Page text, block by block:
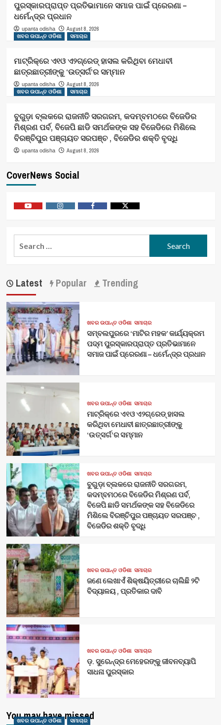
ପୁରସ୍କାରପ୍ରାପ୍ତ ପ୍ରତିଭାମାନେ ସମାଜ ପାଇଁ ପ୍ରେରଣା –
ଧର୍ମେନ୍ଦ୍ର ପ୍ରଧାନ
upanta odisha
August 8, 2026
ଖବର ଉପାନ୍ତ ଓଡିଶା
ସମାଚାର
ମାଟ୍ରିକ୍‌ରେ ଏ୧ଓ ଏ୨ଗ୍ରେଡ୍‌ ହାସଲ କରିଥିବା ମେଧାବୀ
ଛାତ୍ରଛାତ୍ରୀଙ୍କୁ ‘ଉତ୍ସର୍ଗ’ର ସମ୍ମାନ
upanta odisha
August 8, 2026
ଖବର ଉପାନ୍ତ ଓଡିଶା
ସମାଚାର
ବୁଗୁଡ଼ା ବ୍ଲକରେ ରାଜନୀତି ସରଗରମ, କଦମ୍ବମଠରେ ବିଜେଡିର
ମିଶ୍ରଣ ପର୍ବ, ବିଜେପି ଛାଡି ସମର୍ଥକଙ୍କ ସହ ବିଜେଡିରେ ମିଶିଲେ
ବିରଞ୍ଚିପୁର ପଞ୍ଚାୟତ ସରପଞ୍ଚ , ବିଜେଡିର ଶକ୍ତି ବୃଦ୍ଧି
upanta odisha August 8, 2026
CoverNews Social
Latest Popular Trending
ଖବର ଉପାନ୍ତ ଓଡିଶା ସମାଚାର
ସମ୍ବଲପୁରରେ ‘ମାଟିର ମହକ’ କାର୍ଯ୍ୟକ୍ରମ
ପଦ୍ମ ପୁରସ୍କାରପ୍ରାପ୍ତ ପ୍ରତିଭାମାନେ
ସମାଜ ପାଇଁ ପ୍ରେରଣା – ଧର୍ମେନ୍ଦ୍ର ପ୍ରଧାନ
ଖବର ଉପାନ୍ତ ଓଡିଶା ସମାଚାର
ମାଟ୍ରିକ୍‌ରେ ଏ୧ଓ ଏ୨ଗ୍ରେଡ୍‌ ହାସଲ
କରିଥିବା ମେଧାବୀ ଛାତ୍ରଛାତ୍ରୀଙ୍କୁ
‘ଉତ୍ସର୍ଗ’ର ସମ୍ମାନ
ଖବର ଉପାନ୍ତ ଓଡିଶା ସମାଚାର
ବୁଗୁଡ଼ା ବ୍ଲକରେ ରାଜନୀତି ସରଗରମ,
କଦମ୍ବମଠରେ ବିଜେଡିର ମିଶ୍ରଣ ପର୍ବ,
ବିଜେପି ଛାଡି ସମର୍ଥକଙ୍କ ସହ ବିଜେଡିରେ
ମିଶିଲେ ବିରଞ୍ଚିପୁର ପଞ୍ଚାୟତ ସରପଞ୍ଚ ,
ବିଜେଡିର ଶକ୍ତି ବୃଦ୍ଧି
ଖବର ଉପାନ୍ତ ଓଡିଶା ସମାଚାର
ଜଣେ ଲେଖାଏଁ ଶିକ୍ଷୟିତ୍ରୀରେ ଚାଲିଛି ୨ଟି
ବିଦ୍ୟାଳୟ , ପ୍ରତିକାର ଦାବି
ଖବର ଉପାନ୍ତ ଓଡିଶା ସମାଚାର
ଡ଼. ସୁରେନ୍ଦ୍ର ମେହେରଙ୍କୁ ଜୀବନବ୍ୟାପି
ସାଧନା ପୁରସ୍କାର
You may have missed
ଖବର ଉପାନ୍ତ ଓଡିଶା ସମାଚାର